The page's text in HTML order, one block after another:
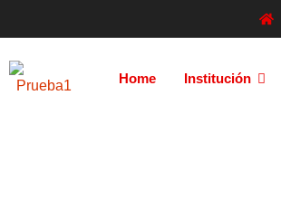
Home Institución